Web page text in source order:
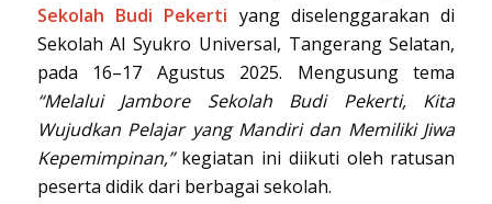
Sekolah Budi Pekerti yang diselenggarakan di
Sekolah Al Syukro Universal, Tangerang Selatan,
pada 16–17 Agustus 2025. Mengusung tema
“Melalui Jambore Sekolah Budi Pekerti, Kita
Wujudkan Pelajar yang Mandiri dan Memiliki Jiwa
Kepemimpinan,”kegiatan ini diikuti oleh ratusan
peserta didik dari berbagai sekolah.